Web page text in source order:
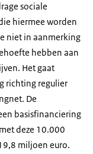
sociale
hiermee worden
niet in aanmerking
hebben aan
Het gaat
richting regulier
De
basisfinanciering
deze 10.000
miljoen euro.